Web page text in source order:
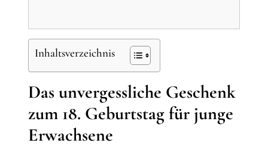
Inhaltsverzeichnis
Das unvergessliche Geschenk
zum 18. Geburtstag für junge
Erwachsene